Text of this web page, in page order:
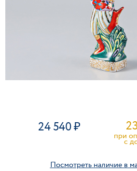
24 540
при
c
Посмотреть наличие в